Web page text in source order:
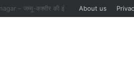
Boat Sinks In Jhelum River Near Srinagar – जम्मू-कश्मीर की झेलम नदी में नाव पलटने से 6 की मौत, पांच को बचाया गया About us